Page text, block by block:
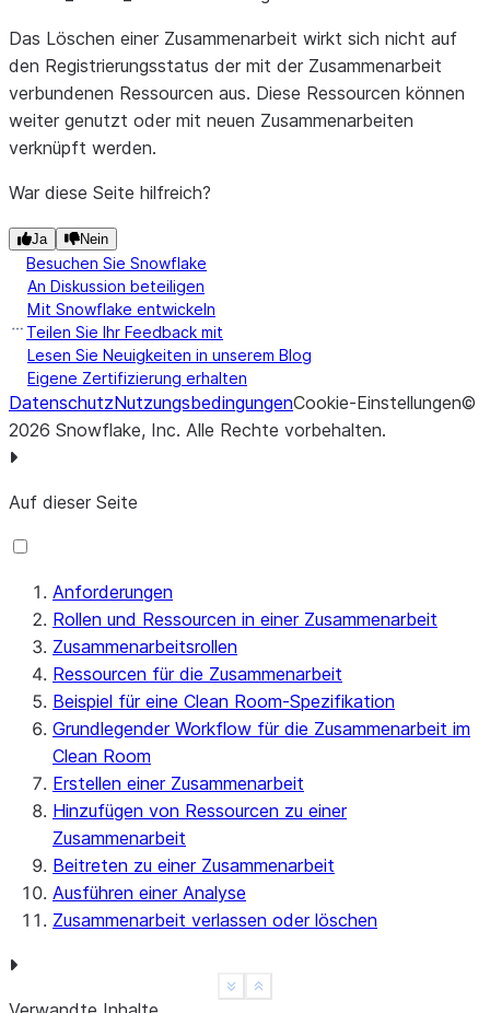
Show less
See more
Das Löschen einer Zusammenarbeit wirkt sich nicht auf
den Registrierungsstatus der mit der Zusammenarbeit
verbundenen Ressourcen aus. Diese Ressourcen können
weiter genutzt oder mit neuen Zusammenarbeiten
verknüpft werden.
War diese Seite hilfreich?
Ja Nein
Besuchen Sie Snowflake
An Diskussion beteiligen
Mit Snowflake entwickeln
Teilen Sie Ihr Feedback mit
Lesen Sie Neuigkeiten in unserem Blog
Eigene Zertifizierung erhalten
DatenschutzNutzungsbedingungenCookie-Einstellungen©
2026 Snowflake, Inc. Alle Rechte vorbehalten.
Auf dieser Seite
Anforderungen
Rollen und Ressourcen in einer Zusammenarbeit
Zusammenarbeitsrollen
Ressourcen für die Zusammenarbeit
Beispiel für eine Clean Room-Spezifikation
Grundlegender Workflow für die Zusammenarbeit im
Clean Room
Erstellen einer Zusammenarbeit
Hinzufügen von Ressourcen zu einer
Zusammenarbeit
Beitreten zu einer Zusammenarbeit
Ausführen einer Analyse
Zusammenarbeit verlassen oder löschen